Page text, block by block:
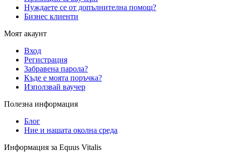
Нуждаете се от допълнителна помощ?
Бизнес клиенти
Моят акаунт
Вход
Регистрация
Забравена парола?
Къде е моята поръчка?
Използвай ваучер
Полезна информация
Блог
Ние и нашата околна среда
Информация за Equus Vitalis